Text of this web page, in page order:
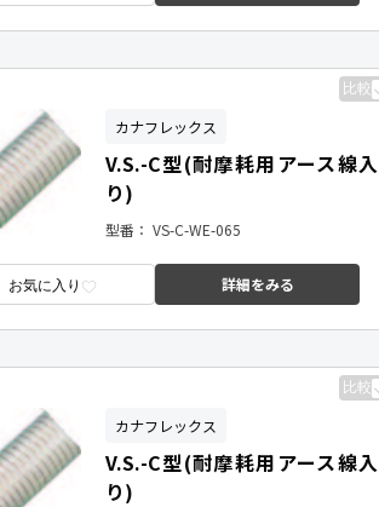
比較
カナフレックス
V.S.-C型(耐摩耗用アース線入
り)
型番： VS-C-WE-065
お気に入り 詳細をみる
比較
カナフレックス
V.S.-C型(耐摩耗用アース線入
り)